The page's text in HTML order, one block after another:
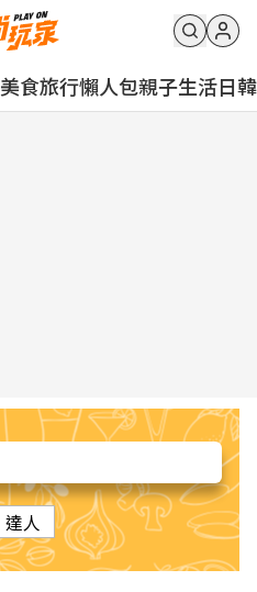
美食旅行懶人包親子生活日韓
達人